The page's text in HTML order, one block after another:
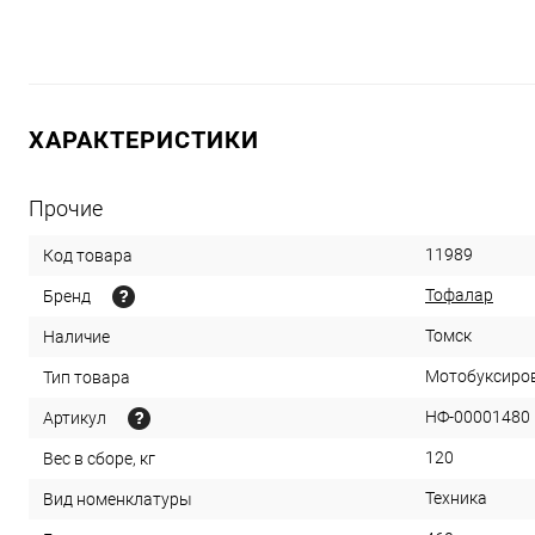
ХАРАКТЕРИСТИКИ
Прочие
Код товара 11989
Бренд Тофалар
Наличие Томск
Тип товара
Артикул НФ-00001480
Вес в сборе, кг 120
Вид номенклатуры Техника